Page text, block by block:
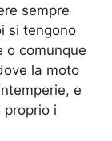
sempre
si tengono
o comunque
la moto
e
proprio i